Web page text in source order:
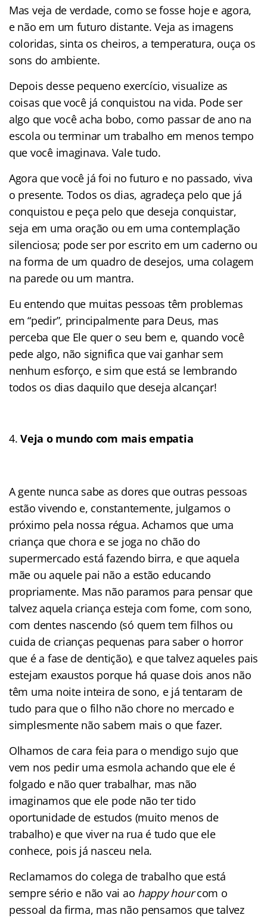
Mas veja de verdade, como se fosse hoje e agora,
e não em um futuro distante. Veja as imagens
coloridas, sinta os cheiros, a temperatura, ouça os
sons do ambiente.
Depois desse pequeno exercício, visualize as
coisas que você já conquistou na vida. Pode ser
algo que você acha bobo, como passar de ano na
escola ou terminar um trabalho em menos tempo
que você imaginava. Vale tudo.
Agora que você já foi no futuro e no passado, viva
o presente. Todos os dias, agradeça pelo que já
conquistou e peça pelo que deseja conquistar,
seja em uma oração ou em uma contemplação
silenciosa; pode ser por escrito em um caderno ou
na forma de um quadro de desejos, uma colagem
na parede ou um mantra.
Eu entendo que muitas pessoas têm problemas
em “pedir”, principalmente para Deus, mas
perceba que Ele quer o seu bem e, quando você
pede algo, não significa que vai ganhar sem
nenhum esforço, e sim que está se lembrando
todos os dias daquilo que deseja alcançar!
Veja o mundo com mais empatia
A gente nunca sabe as dores que outras pessoas
estão vivendo e, constantemente, julgamos o
próximo pela nossa régua. Achamos que uma
criança que chora e se joga no chão do
supermercado está fazendo birra, e que aquela
mãe ou aquele pai não a estão educando
propriamente. Mas não paramos para pensar que
talvez aquela criança esteja com fome, com sono,
com dentes nascendo (só quem tem filhos ou
cuida de crianças pequenas para saber o horror
que é a fase de dentição), e que talvez aqueles pais
estejam exaustos porque há quase dois anos não
têm uma noite inteira de sono, e já tentaram de
tudo para que o filho não chore no mercado e
simplesmente não sabem mais o que fazer.
Olhamos de cara feia para o mendigo sujo que
vem nos pedir uma esmola achando que ele é
folgado e não quer trabalhar, mas não
imaginamos que ele pode não ter tido
oportunidade de estudos (muito menos de
trabalho) e que viver na rua é tudo que ele
conhece, pois já nasceu nela.
Reclamamos do colega de trabalho que está
sempre sério e não vai ao happy hourcom o
pessoal da firma, mas não pensamos que talvez